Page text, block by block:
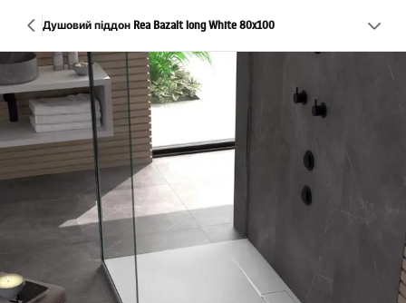
Душовий піддон Rea Bazalt long White 80x100